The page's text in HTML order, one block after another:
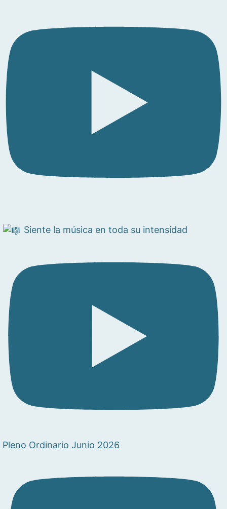
Siente la música en toda su intensidad
Pleno Ordinario Junio 2026